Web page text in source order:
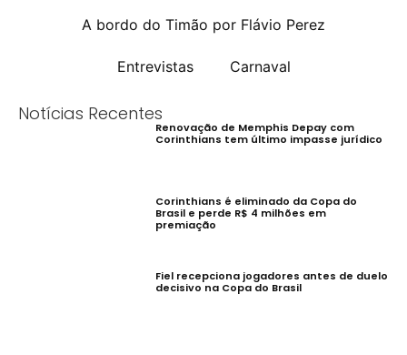
A bordo do Timão por Flávio Perez
Entrevistas Carnaval
Notícias Recentes
Renovação de Memphis Depay com
Corinthians tem último impasse jurídico
Corinthians é eliminado da Copa do
Brasil e perde R$ 4 milhões em
premiação
Fiel recepciona jogadores antes de duelo
decisivo na Copa do Brasil